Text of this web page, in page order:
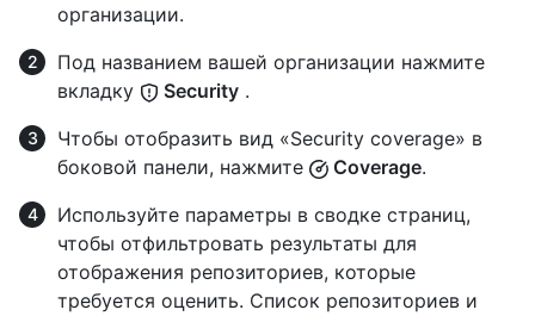
организации.
Под названием вашей организации нажмите
вкладку
Security .
Чтобы отобразить вид «Security coverage» в
боковой панели, нажмите
Coverage.
Используйте параметры в сводке страниц,
чтобы отфильтровать результаты для
отображения репозиториев, которые
требуется оценить. Список репозиториев и